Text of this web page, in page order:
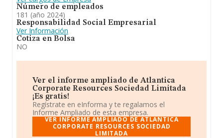
Número de empleados
181 (año 2024)
Responsabilidad Social Empresarial
Ver Información
Cotiza en Bolsa
NO
Ver el informe ampliado de Atlantica
Corporate Resources Sociedad Limitada
¡Es gratis!
Regístrate en eInforma y te regalamos el
Informe Ampliado de esta empresa.
VER INFORME AMPLIADO DE ATLANTICA
CORPORATE RESOURCES SOCIEDAD
LIMITADA